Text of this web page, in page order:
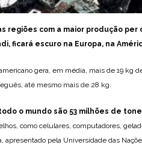
regiões com a maior produção
ficará escuro na Europa, na
gera, em média, mais de 19 kg
até mesmo mais de 28 kg.
o mundo são 53 milhões de
como celulares, computadores,
apresentado pela Universidade das